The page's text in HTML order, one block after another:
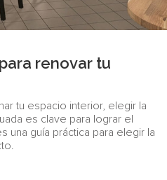
renovar tu
tu espacio interior, elegir la
es clave para lograr el
una guía práctica para elegir la